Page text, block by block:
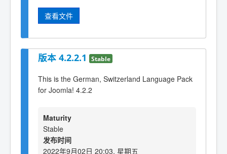
查看文件
版本 4.2.2.1 Stable
This is the German, Switzerland Language Pack
for Joomla! 4.2.2
Maturity
Stable
发布时间
2022年9月02日 20:03, 星期五